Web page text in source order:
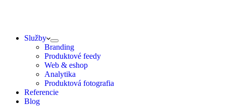
Služby
Branding
Produktové feedy
Web & eshop
Analytika
Produktová fotografia
Referencie
Blog